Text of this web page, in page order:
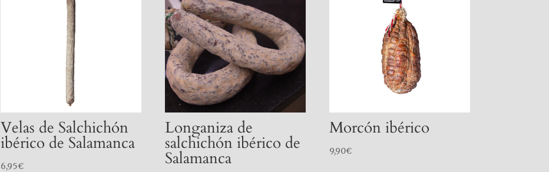
Velas de Salchichón
ibérico de Salamanca
6,95€
Longaniza de
salchichón ibérico de
Salamanca
Morcón ibérico
9,90€